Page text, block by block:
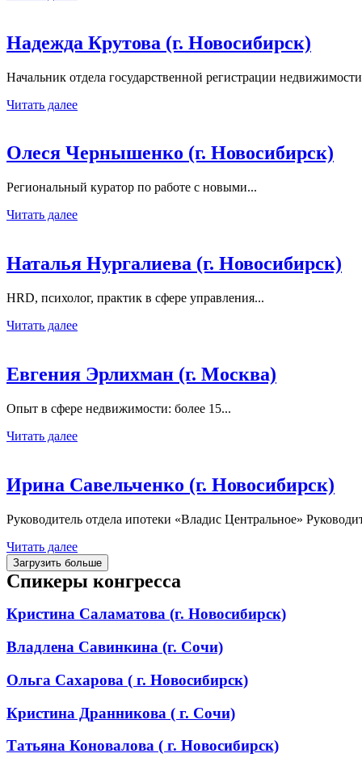
Надежда Крутова (г. Новосибирск)
Начальник отдела государственной регистрации
Читать далее
Олеся Чернышенко (г. Новосибирск)
Региональный куратор по работе с новыми...
Читать далее
Наталья Нургалиева (г. Новосибирск)
HRD, психолог, практик в сфере управления...
Читать далее
Евгения Эрлихман (г. Москва)
Опыт в сфере недвижимости: более 15...
Читать далее
Ирина Савельченко (г. Новосибирск)
Руководитель отдела ипотеки «Владис Центральное»
Читать далее
Загрузить больше
Спикеры конгресса
Кристина Саламатова (г. Новосибирск)
Владлена Савинкина (г. Сочи)
Ольга Сахарова ( г. Новосибирск)
Кристина Дранникова ( г. Сочи)
Татьяна Коновалова ( г. Новосибирск)